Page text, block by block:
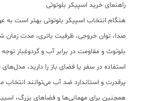
راهنمای خرید اسپیکر بلوتوثی
هنگام انتخاب اسپیکر بلوتوثی بهتر است به
صدا، توان خروجی، ظرفیت باتری، مدت زمان
بلوتوث و مقاومت در برابر آب و گردوغبار
استفاده در سفر یا فضای باز را دارید،
پرقدرت و استاندارد ضد آب می‌توانند
همچنین برای مهمانی‌ها و فضاهای بزرگ،